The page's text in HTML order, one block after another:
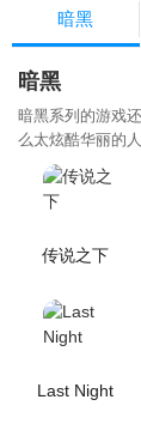
暗黑
暗黑
暗黑系列的游戏
么太炫酷华丽的
传说之下
Last Night